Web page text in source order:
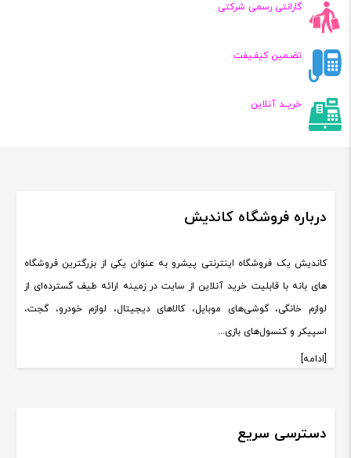
گارانتی رسمی شرکتی
تضـمین کیفـیفت
خریــد آنلاین
درباره فروشگاه کاندیش
کاندیش یک فروشگاه اینترنتی پیشرو به عنوان یکی از بزرگترین فروشگاه
های بانه با قابلیت خرید آنلاین از سایت در زمینه ارائه طیف گسترده‌ای از
لوازم خانگی، گوشی‌های موبایل، کالاهای دیجیتال، لوازم خودرو، گجت،
اسپیکر و کنسول‌های بازی...
[ادامه]
دسترسی سریع